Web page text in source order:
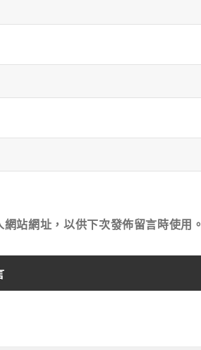
站網址，以供下次發佈留言時使用。